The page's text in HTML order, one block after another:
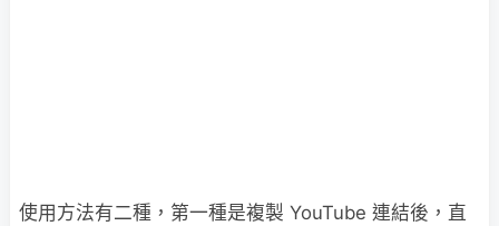
使用方法有二種，第一種是複製 YouTube 連結後，直